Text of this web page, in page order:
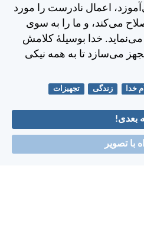
اعمال نادرست را مورد
می‌كند، و ما را به سوی
خدا بوسيلهٔ كلامش
می‌سازد تا به همه نيكی
خدا زندگی تجهیزات
بعدی!
با تصویر